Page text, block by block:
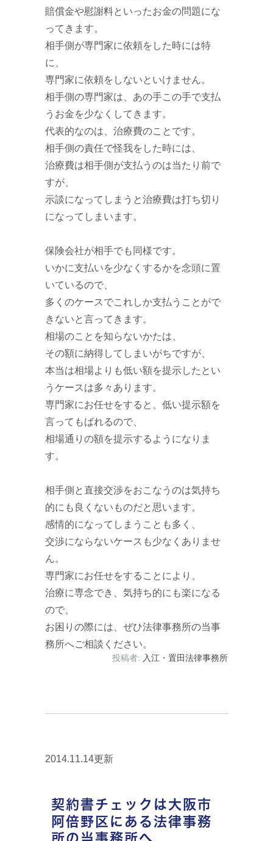
賠償金や慰謝料といったお金の問題にな
ってきます。
相手側が専門家に依頼をした時には特
に、
専門家に依頼をしないといけません。
相手側の専門家は、あの手この手で支払
うお金を少なくしてきます。
代表的なのは、治療費のことです。
相手側の責任で怪我をした時には、
治療費は相手側が支払うのは当たり前で
すが、
示談になってしまうと治療費は打ち切り
になってしまいます。
保険会社が相手でも同様です。
いかに支払いを少なくするかを念頭に置
いているので、
多くのケースでこれしか支払うことがで
きないと言ってきます。
相場のことを知らないかたは、
その額に納得してしまいがちですが、
本当は相場よりも低い額を提示したとい
うケースは多々あります。
専門家にお任せをすると、低い提示額を
言ってもばれるので、
相場通りの額を提示するようになりま
す。
相手側と直接交渉をおこなうのは気持ち
的にも良くないものだと思います。
感情的になってしまうことも多く、
交渉にならないケースも少なくありませ
ん。
専門家にお任せをすることにより、
治療に専念でき、気持ち的にも楽になる
ので、
お困りの際には、ぜひ法律事務所の当事
務所へご相談ください。
投稿者: 入江・置田法律事務所
2014.11.14更新
契約書チェックは大阪市
阿倍野区にある法律事務
所の当事務所へ